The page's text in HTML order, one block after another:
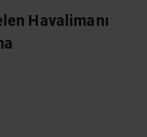
Havalimanı